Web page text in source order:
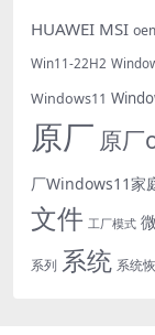
HUAWEI MSI
Win11-22H2
Windows11
原厂 原厂
厂Windows11家
文件 工厂模式
系列 系统 系统